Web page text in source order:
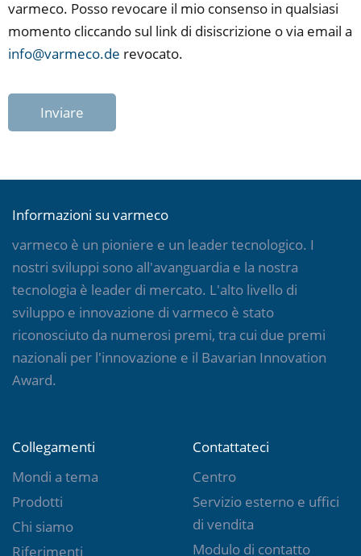
varmeco. Posso revocare il mio consenso in qualsiasi
momento cliccando sul link di disiscrizione o via email a
info@varmeco.de revocato.
Inviare
Informazioni su varmeco
varmeco è un pioniere e un leader tecnologico. I
nostri sviluppi sono all'avanguardia e la nostra
tecnologia è leader di mercato. L'alto livello di
sviluppo e innovazione di varmeco è stato
riconosciuto da numerosi premi, tra cui due premi
nazionali per l'innovazione e il Bavarian Innovation
Award.
Collegamenti
Mondi a tema
Prodotti
Chi siamo
Riferimenti
Contattateci
Centro
Servizio esterno e uffici
di vendita
Modulo di contatto